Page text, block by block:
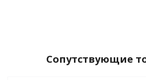
Сопутствующие